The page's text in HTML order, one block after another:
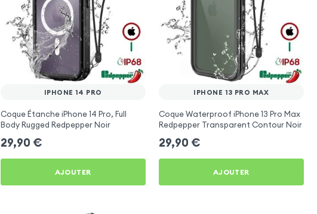
IPHONE 14 PRO
Coque Étanche iPhone 14 Pro, Full
Body Rugged Redpepper Noir
29,90 €
AJOUTER
IPHONE 13 PRO MAX
Coque Waterproof iPhone 13 Pro Max
Redpepper Transparent Contour Noir
29,90 €
AJOUTER